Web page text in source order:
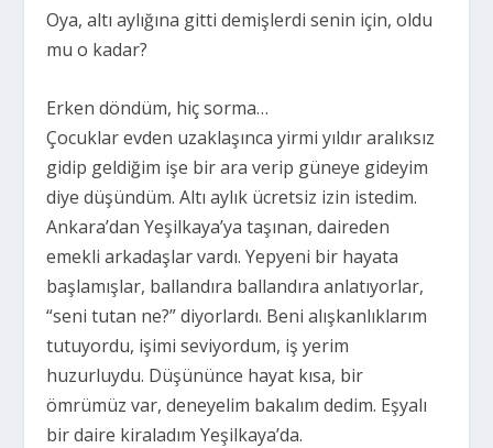
Oya, altı aylığına gitti demişlerdi senin için, oldu
mu o kadar?
Erken döndüm, hiç sorma…
Çocuklar evden uzaklaşınca yirmi yıldır aralıksız
gidip geldiğim işe bir ara verip güneye gideyim
diye düşündüm. Altı aylık ücretsiz izin istedim.
Ankara’dan Yeşilkaya’ya taşınan, daireden
emekli arkadaşlar vardı. Yepyeni bir hayata
başlamışlar, ballandıra ballandıra anlatıyorlar,
“seni tutan ne?” diyorlardı. Beni alışkanlıklarım
tutuyordu, işimi seviyordum, iş yerim
huzurluydu. Düşününce hayat kısa, bir
ömrümüz var, deneyelim bakalım dedim. Eşyalı
bir daire kiraladım Yeşilkaya’da.